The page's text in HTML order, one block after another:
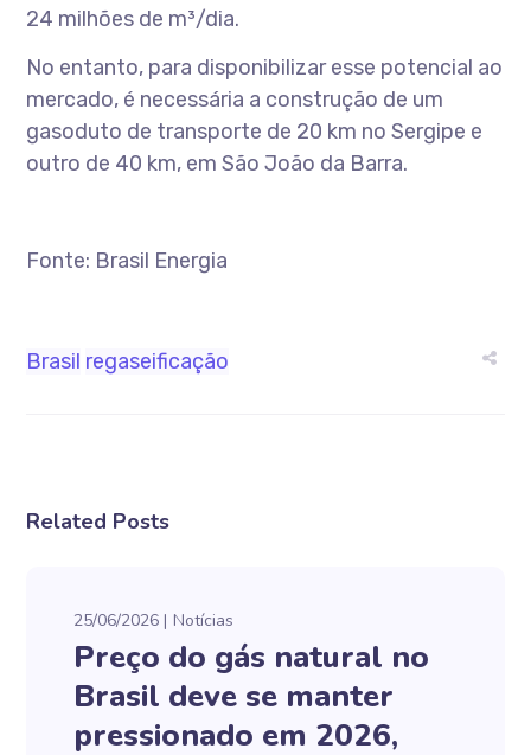
24 milhões de m³/dia.
No entanto, para disponibilizar esse potencial ao
mercado, é necessária a construção de um
gasoduto de transporte de 20 km no Sergipe e
outro de 40 km, em São João da Barra.
Fonte: Brasil Energia
Brasil regaseificação
Related Posts
25/06/2026 Notícias
Preço do gás natural no
Brasil deve se manter
pressionado em 2026,